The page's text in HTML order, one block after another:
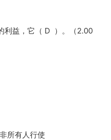
利益，它（ D ）。（2.00
所有人行使